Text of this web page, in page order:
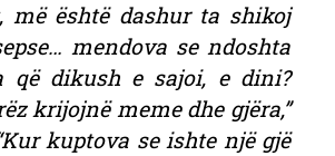
më është dashur ta shikoj
mendova se ndoshta
që dikush e sajoi, e dini?
krijojnë meme dhe gjëra,”
kuptova se ishte një gjë